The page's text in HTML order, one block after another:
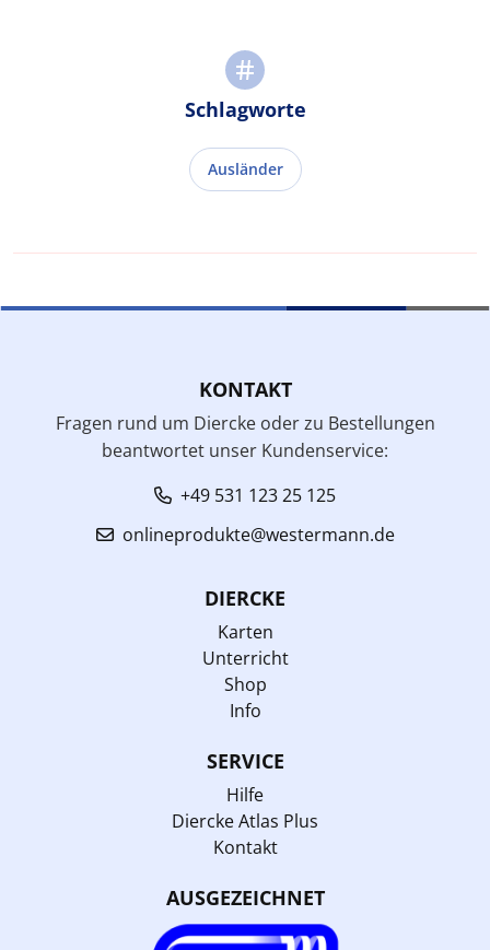
Schlagworte
Ausländer
KONTAKT
Fragen rund um Diercke oder zu Bestellungen
beantwortet unser Kundenservice:
+49 531 123 25 125
onlineprodukte@westermann.de
DIERCKE
Karten
Unterricht
Shop
Info
SERVICE
Hilfe
Diercke Atlas Plus
Kontakt
AUSGEZEICHNET